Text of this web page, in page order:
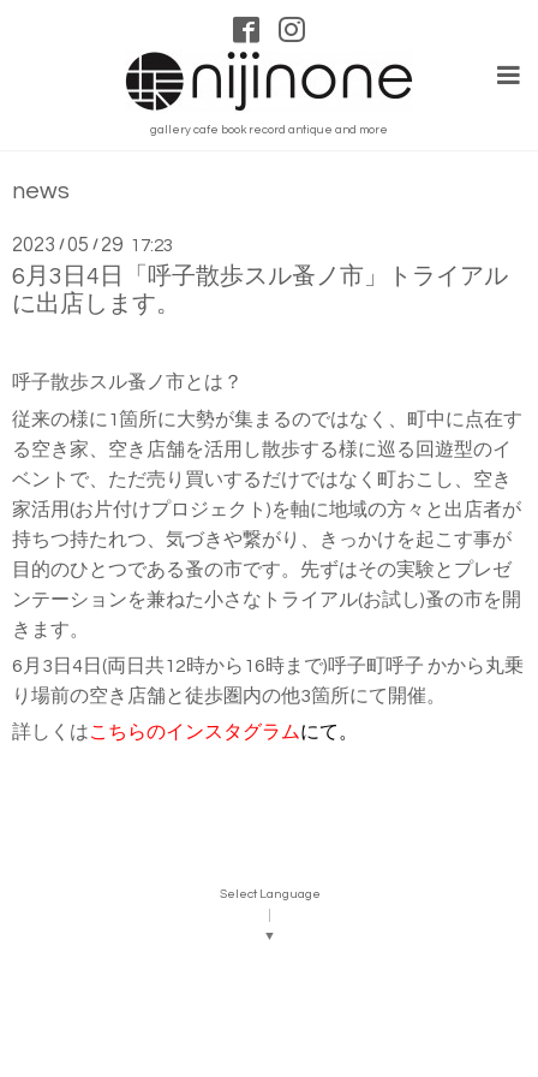
gallery cafe book record antique and more
news
2023 /05 / 29 17:23
6月3日4日「呼子散歩スル蚤ノ市」トライアル
に出店します。
呼子散歩スル蚤ノ市とは？
従来の様に1箇所に大勢が集まるのではなく、町中に点在す
る空き家、空き店舗を活用し散歩する様に巡る回遊型のイ
ベントで、ただ売り買いするだけではなく町おこし、空き
家活用(お片付けプロジェクト)を軸に地域の方々と出店者が
持ちつ持たれつ、気づきや繋がり、きっかけを起こす事が
目的のひとつである蚤の市です。先ずはその実験とプレゼ
ンテーションを兼ねた小さなトライアル(お試し)蚤の市を開
きます。
6月3日4日(両日共12時から16時まで)呼子町呼子 かから丸乗
り場前の空き店舗と徒歩圏内の他3箇所にて開催。
詳しくはこちらのインスタグラムにて。
Select Language
▼